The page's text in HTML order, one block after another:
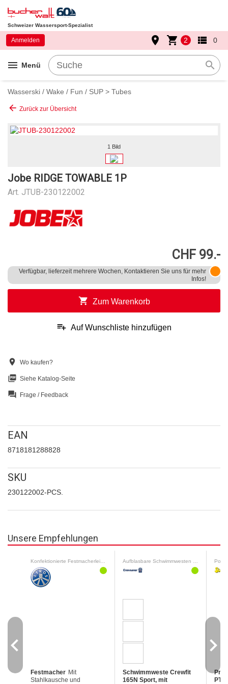
Schweizer Wassersport-Spezialist
menu Menü search
Anmelden place shopping_cart 2 view_list 0
Wasserski / Wake / Fun / SUP > Tubes
arrow_back Zurück zur Übersicht
1 Bild
Jobe RIDGE TOWABLE 1P
Art. JTUB-230122002
CHF 99.-
Verfügbar, lieferzeit mehrere Wochen, Kontaktieren Sie uns für mehr
Infos!
shopping_cart Zum Warenkorb
playlist_add Auf Wunschliste hinzufügen
location_on Wo kaufen?
picture_as_pdf Siehe Katalog-Seite
question_answer Frage / Feedback
EAN
8718181288828
SKU
230122002-PCS.
Unsere Empfehlungen
Festmacher Mit
Stahlkausche und
Schwimmweste Crewfit
165N Sport, mit
Polish
navigate_before navigate_next